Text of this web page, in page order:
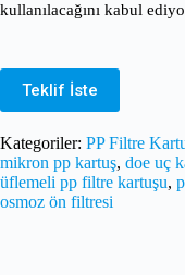
kullanılacağını kabul
Teklif İste
Kategoriler: PP Filtre
mikron pp kartuş, doe uç
üflemeli pp filtre kartuşu,
osmoz ön filtresi